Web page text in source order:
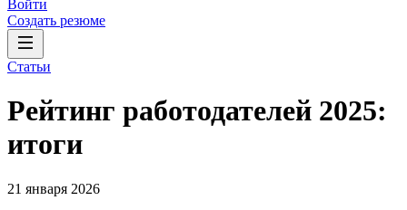
Войти
Создать резюме
Статьи
Рейтинг работодателей 2025:
итоги
21 января 2026